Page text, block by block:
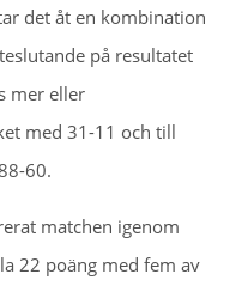
det åt en kombination
på resultatet
mer eller
med 31-11 och till
60.
matchen igenom
22 poäng med fem av